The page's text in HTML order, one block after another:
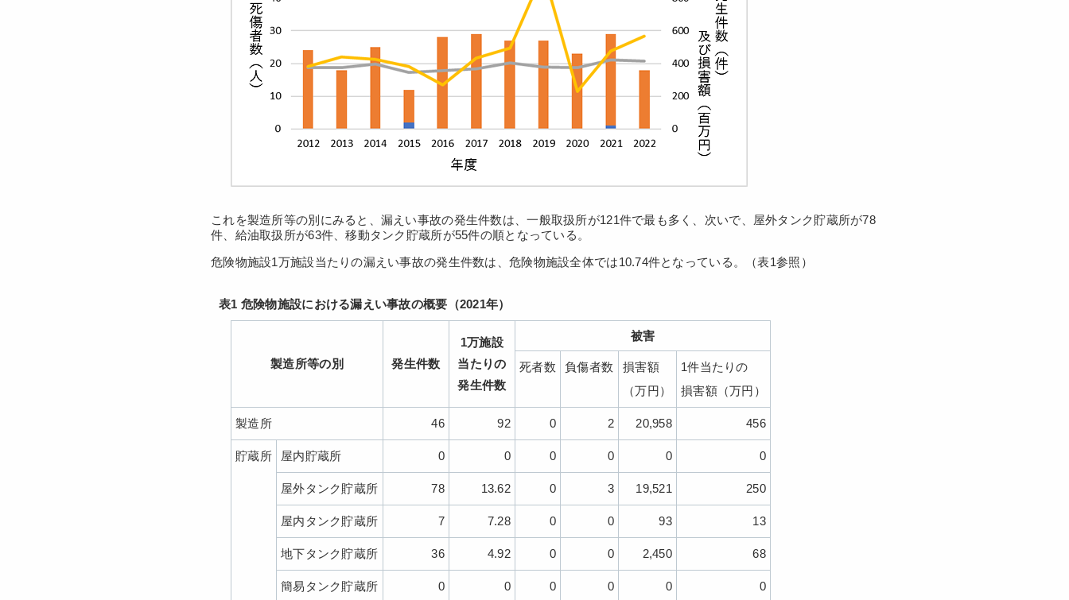
これを製造所等の別にみると、漏えい事故の発生件数は、一般取扱所が121件で最も多く、次いで、屋外タンク貯蔵所が78
件、給油取扱所が63件、移動タンク貯蔵所が55件の順となっている。
危険物施設1万施設当たりの漏えい事故の発生件数は、危険物施設全体では10.74件となっている。（表1参照）
表1 危険物施設における漏えい事故の概要（2021年）
製造所等の別 発生件数
1万施設
当たりの
発生件数
被害
死者数 負傷者数
損害額
（万円）
1件当たりの
損害額（万円）
製造所 46 92 0 2 20,958 456
貯蔵所 屋内貯蔵所 0 0 0 0 0 0
屋外タンク貯蔵所 78 13.62 0 3 19,521 250
屋内タンク貯蔵所 7 7.28 0 0 93 13
地下タンク貯蔵所 36 4.92 0 0 2,450 68
簡易タンク貯蔵所 0 0 0 0 0 0